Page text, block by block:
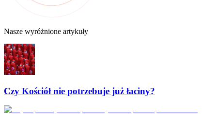
Nasze wyróżnione artykuły
Czy Kościół nie potrzebuje już łaciny?